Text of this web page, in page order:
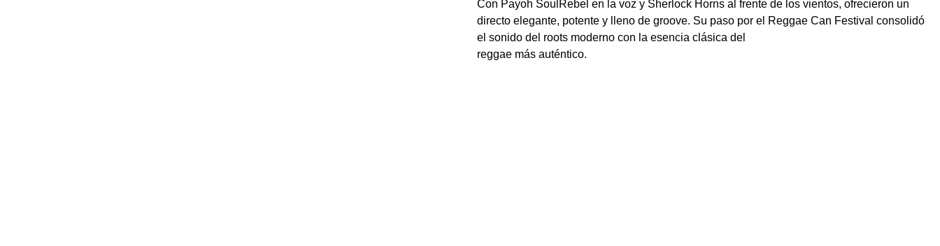
Con Payoh SoulRebel en la voz y Sherlock Horns al frente de los vientos, ofrecieron un
directo elegante, potente y lleno de groove. Su paso por el Reggae Can Festival consolidó
el sonido del roots moderno con la esencia clásica del
reggae más auténtico.